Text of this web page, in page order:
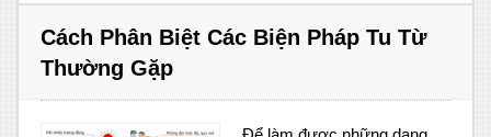
Cách Phân Biệt Các Biện Pháp Tu Từ
Thường Gặp